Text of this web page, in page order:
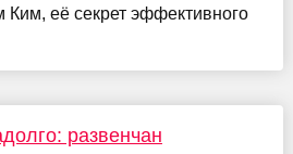
Ким, её секрет эффективного
развенчан